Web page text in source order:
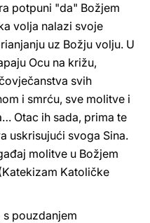
potpuni "da" Božjem
volja nalazi svoje
uz Božju volju. U
Ocu na križu,
svih
i smrću, sve molitve i
Otac ih sada, prima te
uskrisujući svoga Sina.
molitve u Božjem
Katoličke
pouzdanjem